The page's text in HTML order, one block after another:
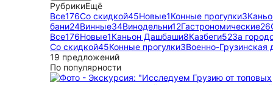
РубрикиЕщё
Все176Со скидкой45Новые1Конные прогулки3
бани24Винные34Винодельни12Гастрономические26
Все176Новые1Каньон Дашбаши8Казбеги52За
Со скидкой45Конные прогулки3Военно-Грузинская
19 предложений
По популярности